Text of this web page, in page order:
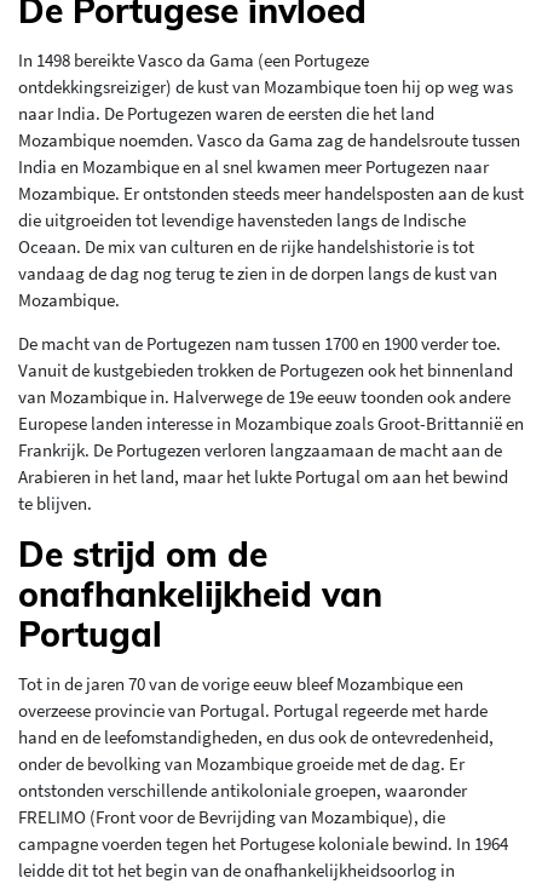
De Portugese invloed
In 1498 bereikte Vasco da Gama (een Portugeze
ontdekkingsreiziger) de kust van Mozambique toen hij op weg was
naar India. De Portugezen waren de eersten die het land
Mozambique noemden. Vasco da Gama zag de handelsroute tussen
India en Mozambique en al snel kwamen meer Portugezen naar
Mozambique. Er ontstonden steeds meer handelsposten aan de kust
die uitgroeiden tot levendige havensteden langs de Indische
Oceaan. De mix van culturen en de rijke handelshistorie is tot
vandaag de dag nog terug te zien in de dorpen langs de kust van
Mozambique.
De macht van de Portugezen nam tussen 1700 en 1900 verder toe.
Vanuit de kustgebieden trokken de Portugezen ook het binnenland
van Mozambique in. Halverwege de 19e eeuw toonden ook andere
Europese landen interesse in Mozambique zoals Groot-Brittannië en
Frankrijk. De Portugezen verloren langzaamaan de macht aan de
Arabieren in het land, maar het lukte Portugal om aan het bewind
te blijven.
De strijd om de
onafhankelijkheid van
Portugal
Tot in de jaren 70 van de vorige eeuw bleef Mozambique een
overzeese provincie van Portugal. Portugal regeerde met harde
hand en de leefomstandigheden, en dus ook de ontevredenheid,
onder de bevolking van Mozambique groeide met de dag. Er
ontstonden verschillende antikoloniale groepen, waaronder
FRELIMO (Front voor de Bevrijding van Mozambique), die
campagne voerden tegen het Portugese koloniale bewind. In 1964
leidde dit tot het begin van de onafhankelijkheidsoorlog in